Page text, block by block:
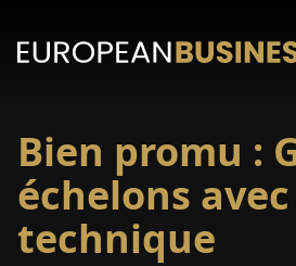
Bien promu :
échelons
technique